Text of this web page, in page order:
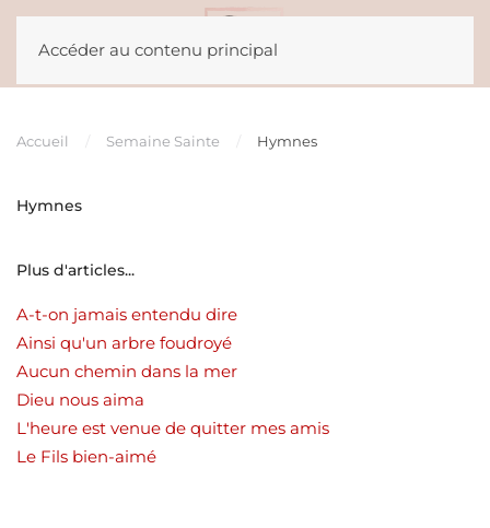
Accéder au contenu principal
Accueil Semaine Sainte Hymnes
Hymnes
Plus d'articles...
A-t-on jamais entendu dire
Ainsi qu'un arbre foudroyé
Aucun chemin dans la mer
Dieu nous aima
L'heure est venue de quitter mes amis
Le Fils bien-aimé